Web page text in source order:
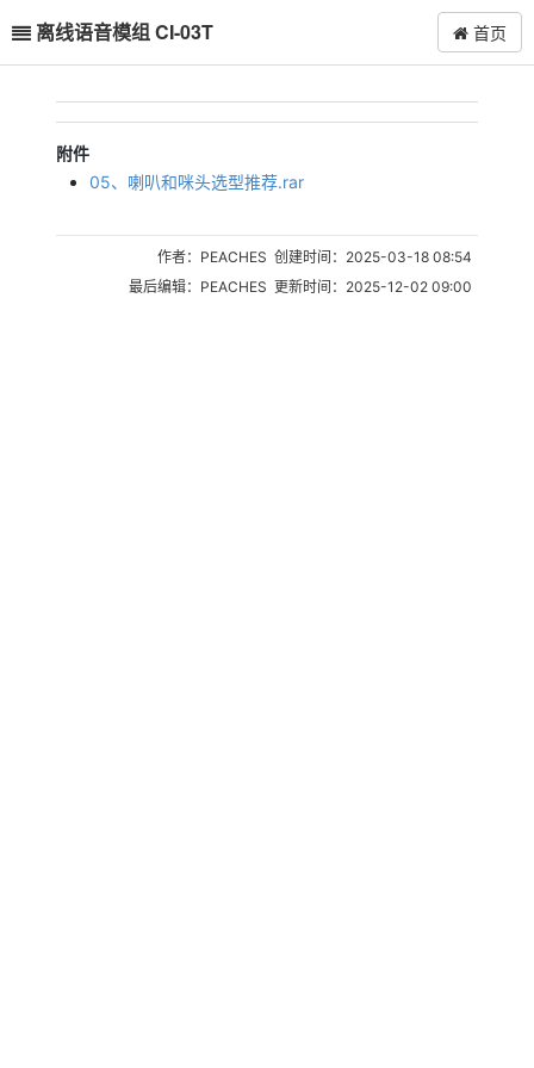
离线语音模组 CI-03T 首页
附件
05、喇叭和咪头选型推荐.rar
作者：PEACHES 创建时间：2025-03-18 08:54
最后编辑：PEACHES 更新时间：2025-12-02 09:00